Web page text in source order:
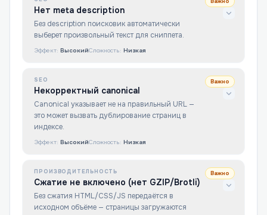
Нет meta description
Без description поисковик автоматически
выберет произвольный текст для сниппета.
Эффект: ВысокийСложность: Низкая
SEO
Некорректный canonical
Canonical указывает не на правильный URL —
это может вызвать дублирование страниц в
индексе.
Важно
Эффект: ВысокийСложность: Низкая
ПРОИЗВОДИТЕЛЬНОСТЬ
Сжатие не включено (нет GZIP/Brotli)
Без сжатия HTML/CSS/JS передаётся в
исходном объёме — страницы загружаются
Важно